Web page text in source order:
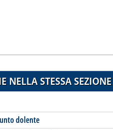
NELLA STESSA SEZIONE
dolente